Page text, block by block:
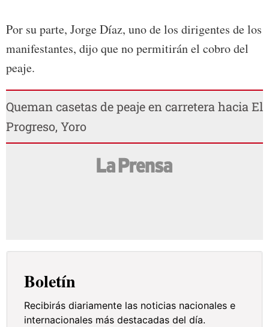
Por su parte, Jorge Díaz, uno de los dirigentes de los
manifestantes, dijo que no permitirán el cobro del
peaje.
Queman casetas de peaje en carretera hacia El
Progreso, Yoro
Boletín
Recibirás diariamente las noticias nacionales e
internacionales más destacadas del día.